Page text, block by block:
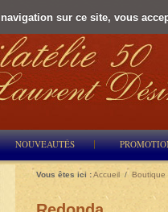
sur ce site, vous
NOUVEAUTÉS
Vous êtes ici :Accueil / Boutique